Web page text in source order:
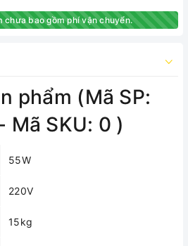
chưa bao gồm phí vận chuyển.
phẩm (Mã SP:
Mã SKU: 0 )
55W
220V
15kg